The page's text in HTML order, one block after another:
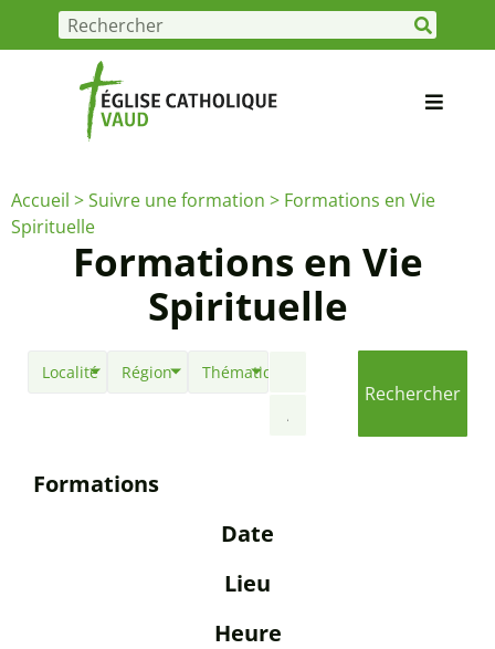
Accueil >Suivre une formation > Formations en Vie
Spirituelle
Formations en Vie
Spirituelle
Localité Région Thématiques
Rechercher
Formations
Date
Lieu
Heure